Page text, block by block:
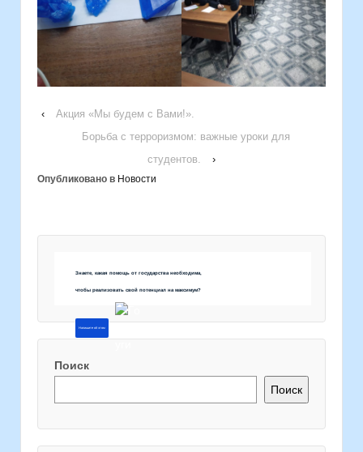
‹
Акция «Мы будем с Вами!».
Борьба с терроризмом: важные уроки для
студентов.
›
Опубликовано в Новости
Знаете, какая помощь от государства необходима,
чтобы реализовать свой потенциал на максимум?
Напишите об этом
Поиск
Поиск